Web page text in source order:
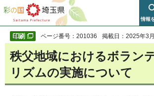
彩の国 埼玉県
情報
ページ番号：201036 掲載日：2025年3
秩父地域におけるボラン
リズムの実施について